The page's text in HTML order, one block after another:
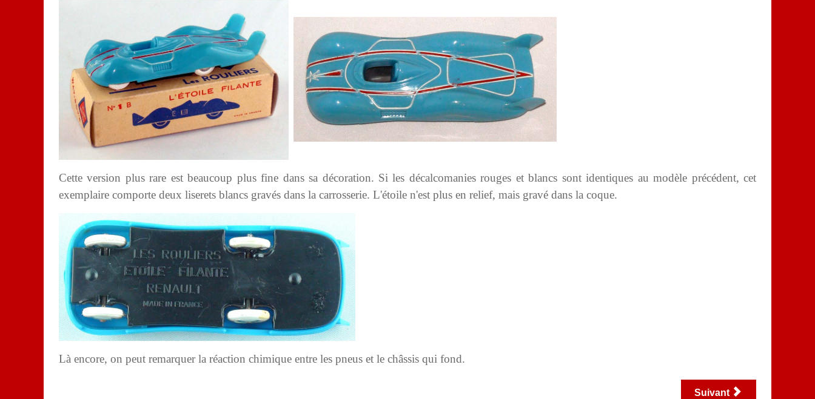
Cette version plus rare est beaucoup plus fine dans sa décoration. Si les décalcomanies rouges et blancs sont identiques au modèle précédent, cet
exemplaire comporte deux liserets blancs gravés dans la carrosserie. L'étoile n'est plus en relief, mais gravé dans la coque.
Là encore, on peut remarquer la réaction chimique entre les pneus et le châssis qui fond.
Suivant